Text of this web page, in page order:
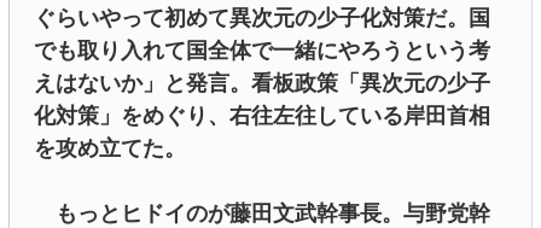
ぐらいやって初めて異次元の少子化対策だ。国
でも取り入れて国全体で一緒にやろうという考
えはないか」と発言。看板政策「異次元の少子
化対策」をめぐり、右往左往している岸田首相
を攻め立てた。
もっとヒドイのが藤田文武幹事長。与野党幹